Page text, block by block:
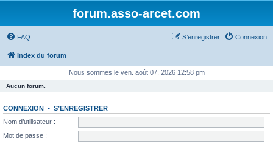
forum.asso-arcet.com
FAQ Connexion
S’enregistrer
Index du forum
Nous sommes le ven. août 07, 2026 12:58 pm
Aucun forum.
CONNEXION • S’ENREGISTRER
Nom d’utilisateur :
Mot de passe :